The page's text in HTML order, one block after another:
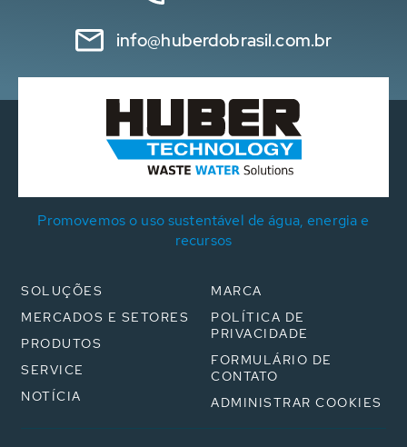
info@huberdobrasil.com.br
Promovemos o uso sustentável de água, energia e
recursos
SOLUÇÕES
MERCADOS E SETORES
PRODUTOS
SERVICE
NOTÍCIA
MARCA
POLÍTICA DE
PRIVACIDADE
FORMULÁRIO DE
CONTATO
ADMINISTRAR COOKIES